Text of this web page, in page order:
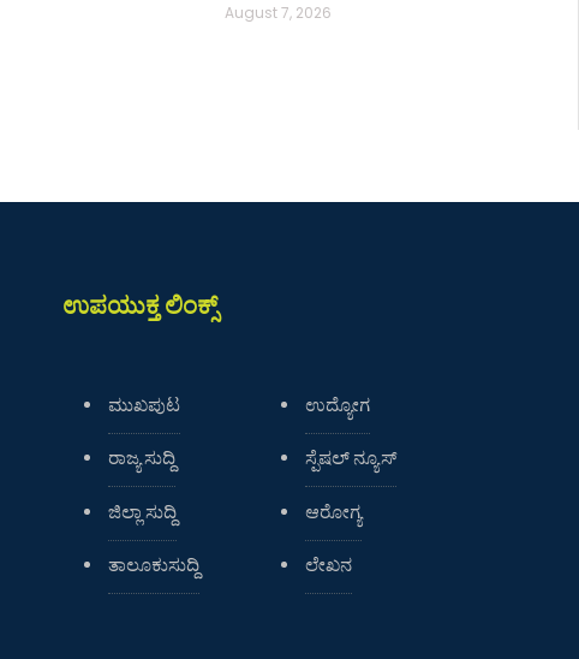
August 7, 2026
ಉಪಯುಕ್ತ ಲಿಂಕ್ಸ್
ಮುಖಪುಟ
ರಾಜ್ಯ ಸುದ್ದಿ
ಜಿಲ್ಲಾ ಸುದ್ದಿ
ತಾಲೂಕುಸುದ್ದಿ
ಉದ್ಯೋಗ
ಸ್ಪೆಷಲ್ ನ್ಯೂಸ್
ಆರೋಗ್ಯ
ಲೇಖನ